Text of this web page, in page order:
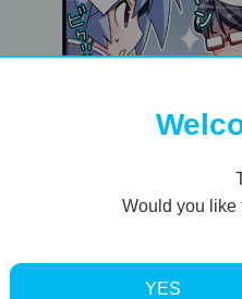
Would you like
YES